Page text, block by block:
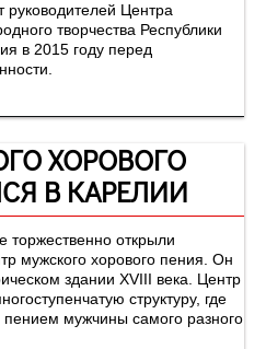
руководителей Центра
творчества Республики
в 2015 году перед
ХОРОВОГО
В КАРЕЛИИ
торжественно открыли
мужского хорового пения. Он
здании XVIII века. Центр
структуру, где
разного